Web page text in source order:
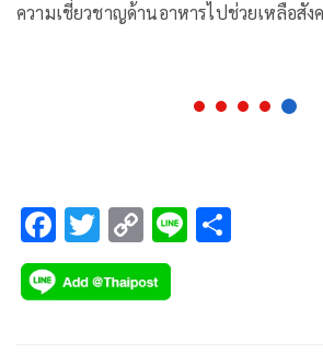
ความเชี่ยวชาญด้านอาหารไปช่วยเหลือสั
และมีคุณค่าทางโภชนาการ ให้นักกีฬาคาร
F
ac
e
T
wi
tt
C
o
p
Li